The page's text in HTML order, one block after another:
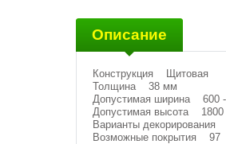
Описание
Конструкция Щитовая
Толщина 38 мм
Допустимая ширина 600
Допустимая высота 1800
Варианты
Возможные покрытия 97